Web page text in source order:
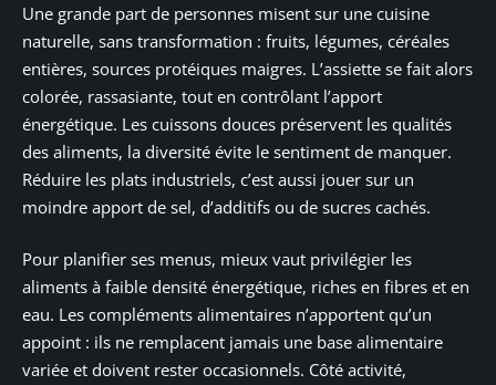
Une grande part de personnes misent sur une cuisine
naturelle, sans transformation : fruits, légumes, céréales
entières, sources protéiques maigres. L’assiette se fait alors
colorée, rassasiante, tout en contrôlant l’apport
énergétique. Les cuissons douces préservent les qualités
des aliments, la diversité évite le sentiment de manquer.
Réduire les plats industriels, c’est aussi jouer sur un
moindre apport de sel, d’additifs ou de sucres cachés.
Pour planifier ses menus, mieux vaut privilégier les
aliments à faible densité énergétique, riches en fibres et en
eau. Les compléments alimentaires n’apportent qu’un
appoint : ils ne remplacent jamais une base alimentaire
variée et doivent rester occasionnels. Côté activité,